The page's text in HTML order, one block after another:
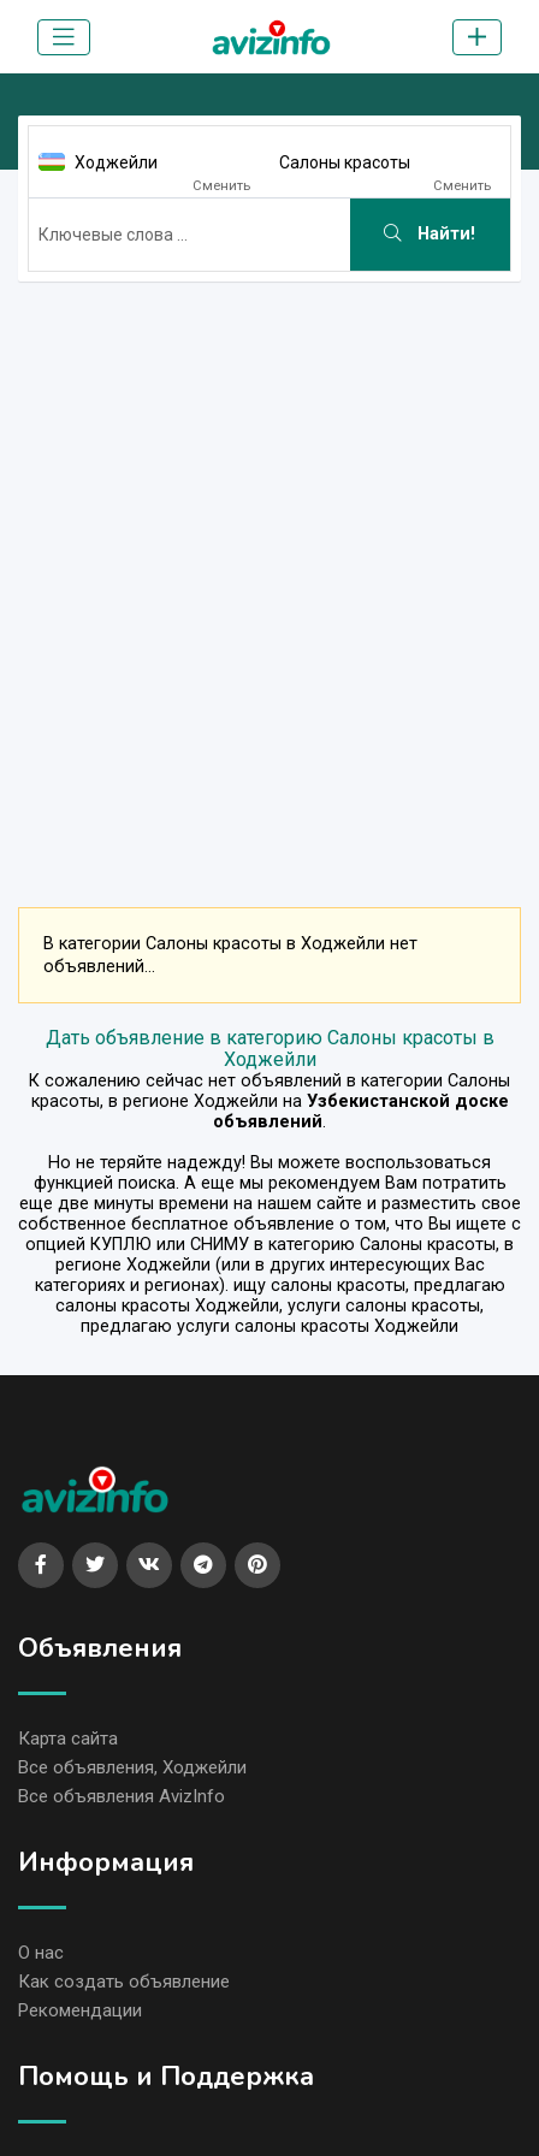
Ходжейли
Сменить
Салоны красоты
Сменить
Найти!
В категории Салоны красоты в Ходжейли нет
объявлений...
Дать объявление в категорию Салоны красоты в
Ходжейли
К сожалению сейчас нет объявлений в категории Салоны
красоты, в регионе Ходжейли на Узбекистанской доске
объявлений.
Но не теряйте надежду! Вы можете воспользоваться
функцией поиска. А еще мы рекомендуем Вам потратить
еще две минуты времени на нашем сайте и разместить свое
собственное бесплатное объявление о том, что Вы ищете с
опцией КУПЛЮ или СНИМУ в категорию Салоны красоты, в
регионе Ходжейли (или в других интересующих Вас
категориях и регионах). ищу салоны красоты, предлагаю
салоны красоты Ходжейли, услуги салоны красоты,
предлагаю услуги салоны красоты Ходжейли
Объявления
Карта сайта
Все объявления, Ходжейли
Все объявления AvizInfo
Информация
О нас
Как создать объявление
Рекомендации
Помощь и Поддержка